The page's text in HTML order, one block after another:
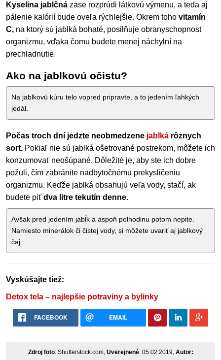
Kyselina jablčná zase rozprúdi látkovú výmenu, a teda aj
pálenie kalórií bude oveľa rýchlejšie. Okrem toho vitamín
C, na ktorý sú jablká bohaté, posilňuje obranyschopnosť
organizmu, vďaka čomu budete menej náchylní na
prechladnutie.
Ako na jablkovú očistu?
Na jablkovú kúru telo vopred pripravte, a to jedením ľahkých
jedál.
Počas troch dní jedzte neobmedzene jablká rôznych
sort. Pokiaľ nie sú jablká ošetrované postrekom, môžete ich
konzumovať neošúpané. Dôležité je, aby ste ich dobre
požuli, čím zabránite nadbytočnému prekysličeniu
organizmu. Keďže jablká obsahujú veľa vody, stačí, ak
budete piť dva litre tekutín denne.
Avšak pred jedením jabĺk a aspoň polhodinu potom nepite.
Namiesto minerálok či čistej vody, si môžete uvariť aj jablkový
čaj.
Vyskúšajte tiež:
Detox tela – najlepšie potraviny a bylinky
FACEBOOK EMAIL
Zdroj foto: Shutterstock.com, Uverejnené: 05.02.2019, Autor: